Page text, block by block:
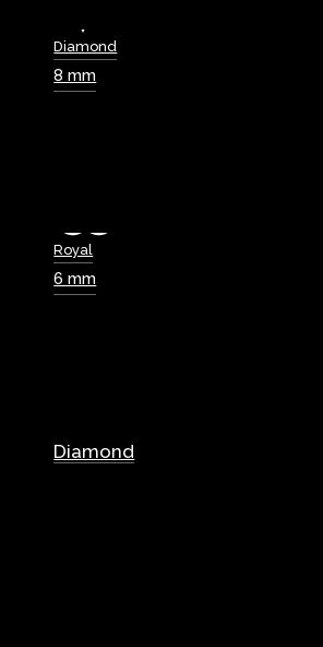
Diamond
8 mm
Royal
6 mm
Diamond